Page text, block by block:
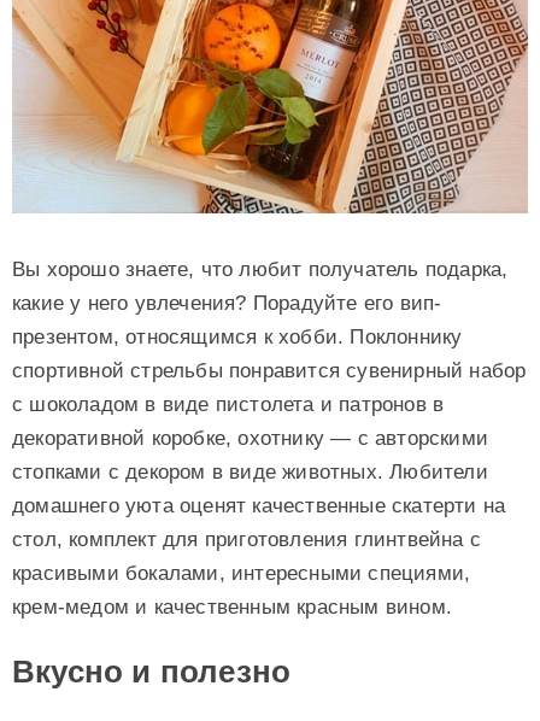
Вы хорошо знаете, что любит получатель подарка,
какие у него увлечения? Порадуйте его вип-
презентом, относящимся к хобби. Поклоннику
спортивной стрельбы понравится сувенирный набор
с шоколадом в виде пистолета и патронов в
декоративной коробке, охотнику — с авторскими
стопками с декором в виде животных. Любители
домашнего уюта оценят качественные скатерти на
стол, комплект для приготовления глинтвейна с
красивыми бокалами, интересными специями,
крем-медом и качественным красным вином.
Вкусно и полезно